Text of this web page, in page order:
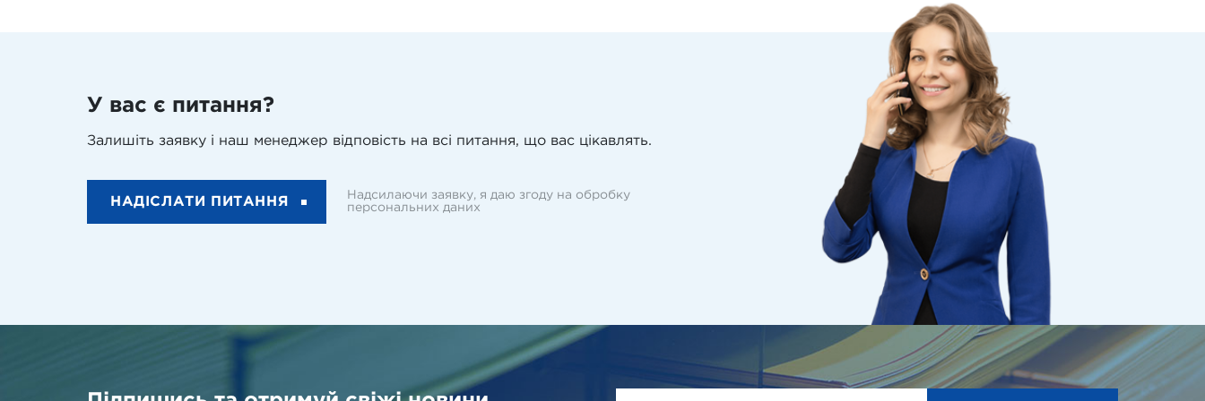
У вас є питання?
Залишіть заявку і наш менеджер відповість на всі питання, що вас цікавлять.
НАДІСЛАТИ ПИТАННЯ
Надсилаючи заявку, я даю згоду на обробку
персональних даних